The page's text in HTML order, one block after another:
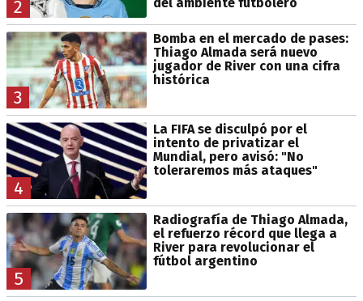
2
3
Bomba en el mercado de pases:
Thiago Almada será nuevo
jugador de River con una cifra
histórica
4
La FIFA se disculpó por el
intento de privatizar el
Mundial, pero avisó: "No
toleraremos más ataques"
5
Radiografía de Thiago Almada,
el refuerzo récord que llega a
River para revolucionar el
fútbol argentino